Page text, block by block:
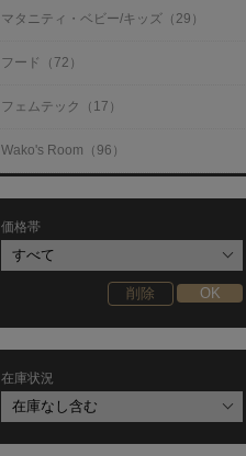
マタニティ・ベビー/キッズ（29）
フード（72）
フェムテック（17）
Wako's Room（96）
価格帯
在庫状況